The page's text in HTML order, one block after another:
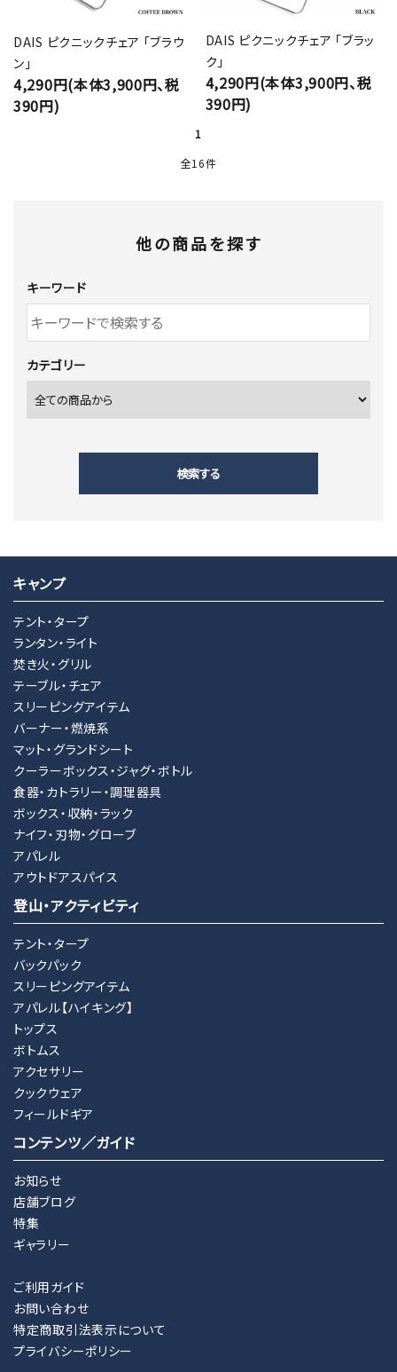
DAIS ピクニックチェア 「ブラウ
ン」
4,290円(本体3,900円、税
390円)
DAIS ピクニックチェア 「ブラッ
ク」
4,290円(本体3,900円、税
390円)
1
全16件
他の商品を探す
キーワード
カテゴリー
検索する
キーワード
カテゴリー
キャンプ
テント・タープ
ランタン・ライト
焚き火・グリル
テーブル・チェア
スリーピングアイテム
バーナー・燃焼系
マット・グランドシート
クーラーボックス・ジャグ・ボトル
食器・カトラリー・調理器具
ボックス・収納・ラック
ナイフ・刃物・グローブ
アパレル
アウトドアスパイス
登山・アクティビティ
テント・タープ
バックパック
スリーピングアイテム
アパレル【ハイキング】
トップス
ボトムス
アクセサリー
クックウェア
フィールドギア
コンテンツ／ガイド
お知らせ
店舗ブログ
特集
ギャラリー
ご利用ガイド
お問い合わせ
特定商取引法表示について
プライバシーポリシー